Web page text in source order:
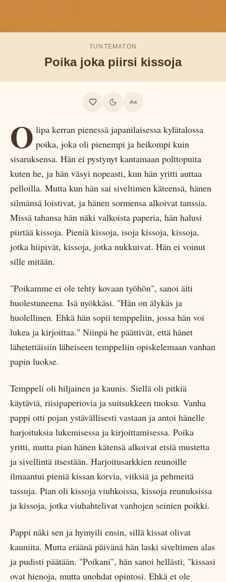
TUNTEMATON
Poika joka piirsi kissoja
O lipa kerran pienessä japanilaisessa kylätalossa
poika, joka oli pienempi ja heikompi kuin
sisaruksensa. Hän ei pystynyt kantamaan polttopuita
kuten he, ja hän väsyi nopeasti, kun hän yritti auttaa
pelloilla. Mutta kun hän sai siveltimen käteensä, hänen
silmänsä loistivat, ja hänen sormensa alkoivat tanssia.
Missä tahansa hän näki valkoista paperia, hän halusi
piirtää kissoja. Pieniä kissoja, isoja kissoja, kissoja,
jotka hiipivät, kissoja, jotka nukkuivat. Hän ei voinut
sille mitään.
"Poikamme ei ole tehty kovaan työhön", sanoi äiti
huolestuneena. Isä nyökkäsi. "Hän on älykäs ja
huolellinen. Ehkä hän sopii temppeliin, jossa hän voi
lukea ja kirjoittaa." Niinpä he päättivät, että hänet
lähetettäisiin läheiseen temppeliin opiskelemaan vanhan
papin luokse.
Temppeli oli hiljainen ja kaunis. Siellä oli pitkiä
käytäviä, riisipaperiovia ja suitsukkeen tuoksu. Vanha
pappi otti pojan ystävällisesti vastaan ja antoi hänelle
harjoituksia lukemisessa ja kirjoittamisessa. Poika
yritti, mutta pian hänen kätensä alkoivat etsiä mustetta
ja sivellintä itsestään. Harjoitusarkkien reunoille
ilmaantui pieniä kissan korvia, viiksiä ja pehmeitä
tassuja. Pian oli kissoja viuhkoissa, kissoja reunuksissa
ja kissoja, jotka viuhahtelivat vanhojen seinien poikki.
Pappi näki sen ja hymyili ensin, sillä kissat olivat
kauniita. Mutta eräänä päivänä hän laski siveltimen alas
ja pudisti päätään. "Poikani", hän sanoi hellästi, "kissasi
ovat hienoja, mutta unohdat opintosi. Ehkä et ole